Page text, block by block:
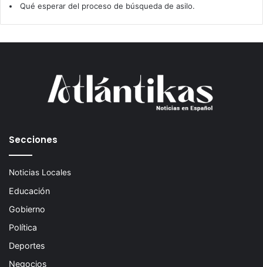
Qué esperar del proceso de búsqueda de asilo.
Secciones
Noticias Locales
Educación
Gobierno
Política
Deportes
Negocios